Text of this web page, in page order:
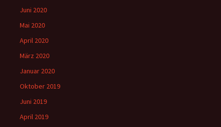
Juni 2020
Mai 2020
April 2020
März 2020
Januar 2020
Oktober 2019
Juni 2019
April 2019